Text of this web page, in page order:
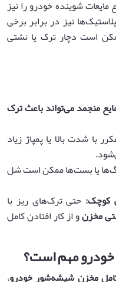
مایعات شوینده خودرو را نیز
نیز در برابر برخی
است دچار ترک یا نشتی
منجمد می‌تواند باعث ترک
با شدت بالا یا پمپاژ زیاد
یا بست‌ها ممکن است شل
کوچک: حتی ترک‌های ریز با
مخزنو از کار افتادن کامل
مهم است؟
مخزن شیشه‌شور خودرو،